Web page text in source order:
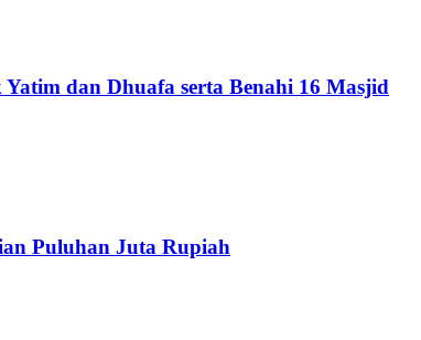
dan Dhuafa serta Benahi 16 Masjid
Puluhan Juta Rupiah